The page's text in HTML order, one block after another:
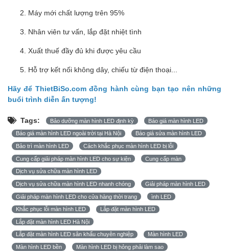
Máy mới chất lượng trên 95%
Nhân viên tư vấn, lắp đặt nhiệt tình
Xuất thuế đầy đủ khi được yêu cầu
Hỗ trợ kết nối không dây, chiếu từ điện thoại...
Hãy để ThietBiSo.com đồng hành cùng bạn tạo nên những
buổi trình diễn ấn tượng!
Tags: Bảo dưỡng màn hình LED định kỳ Báo giá màn hình LED
Báo giá màn hình LED ngoài trời tại Hà Nội Báo giá sửa màn hình LED
Bảo trì màn hình LED Cách khắc phục màn hình LED bị lỗi
Cung cấp giải pháp màn hình LED cho sự kiện Cung cấp màn
Dịch vụ sửa chữa màn hình LED
Dịch vụ sửa chữa màn hình LED nhanh chóng Giải pháp màn hình LED
Giải pháp màn hình LED cho cửa hàng thời trang ình LED
Khắc phục lỗi màn hình LED Lắp đặt màn hình LED
Lắp đặt màn hình LED Hà Nội
Lắp đặt màn hình LED sân khấu chuyên nghiệp Màn hình LED
Màn hình LED bền Màn hình LED bị hỏng phải làm sao